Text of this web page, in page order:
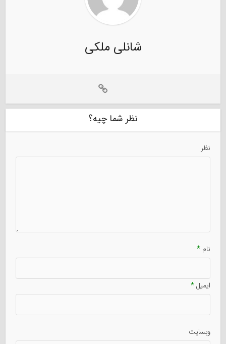
شانلی ملکی
نظر شما چیه؟
نظر
نام*
ایمیل*
وبسایت